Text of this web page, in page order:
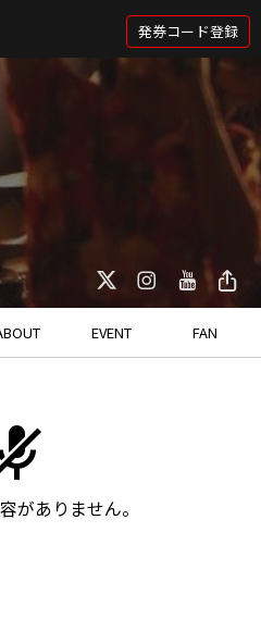
発券コード登録
EVENT FAN
がありません。